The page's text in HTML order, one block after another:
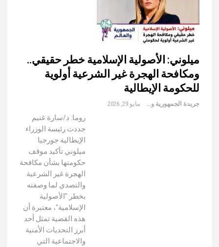
ميلوني: الأصولية الإسلامية خطر حقيقي..
ومكافحة الهجرة غير الشرعية أولوية
للحكومة الإيطالية
جريدة الجمهورية والعالم مايو 29, 2026
روما: د/سارة غنيم
جددت رئيسة الوزراء
الإيطالية جورجيا
ميلوني تأكيد موقف
حكومتها بشأن مكافحة
الهجرة غير الشرعية
والتصدي لما وصفته
بخطر "الأصولية
الإسلامية"، معتبرة أن
هذه القضية تمثل أحد
أبرز التحديات الأمنية
والاجتماعية التي